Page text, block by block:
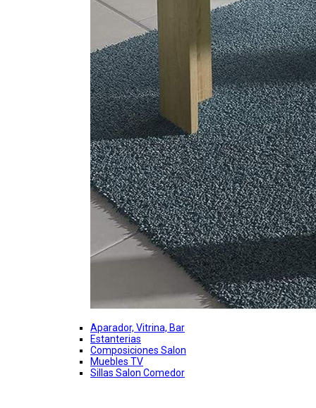
Aparador, Vitrina, Bar
Estanterias
Composiciones Salon
Muebles TV
Sillas Salon Comedor